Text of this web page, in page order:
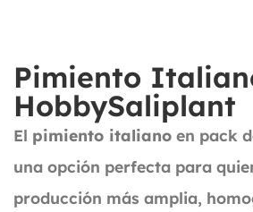
Pimiento
HobbySaliplant
El pimiento italiano en pack
una opción perfecta para
producción más amplia,